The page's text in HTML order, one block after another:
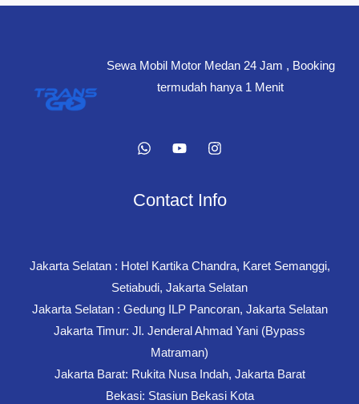
Sewa Mobil Motor Medan 24 Jam , Booking
termudah hanya 1 Menit
Contact Info
Jakarta Selatan : Hotel Kartika Chandra, Karet Semanggi,
Setiabudi, Jakarta Selatan
Jakarta Selatan : Gedung ILP Pancoran, Jakarta Selatan
Jakarta Timur: Jl. Jenderal Ahmad Yani (Bypass
Matraman)
Jakarta Barat: Rukita Nusa Indah, Jakarta Barat
Bekasi: Stasiun Bekasi Kota